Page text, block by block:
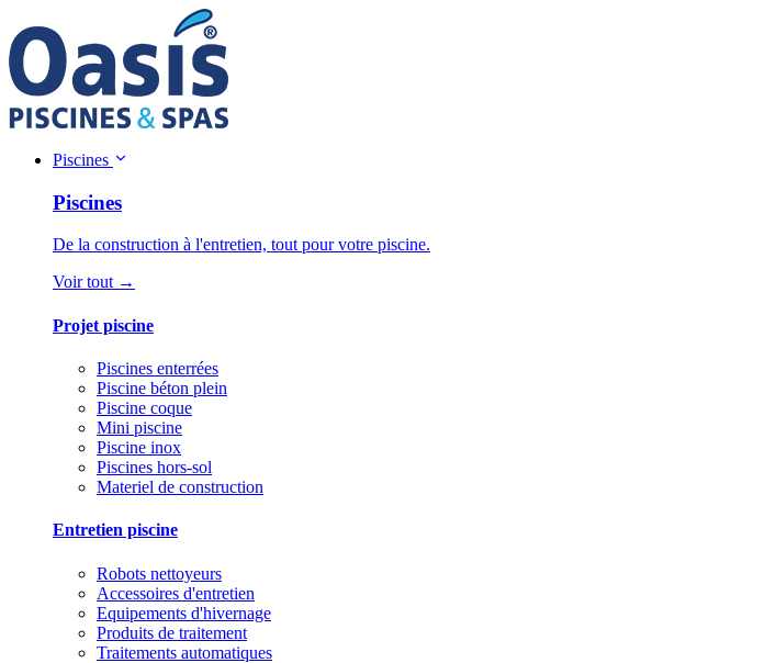
Piscines
Piscines
De la construction à l'entretien, tout pour votre piscine.
Voir tout →
Projet piscine
Piscines enterrées
Piscine béton plein
Piscine coque
Mini piscine
Piscine inox
Piscines hors-sol
Materiel de construction
Entretien piscine
Robots nettoyeurs
Accessoires d'entretien
Equipements d'hivernage
Produits de traitement
Traitements automatiques